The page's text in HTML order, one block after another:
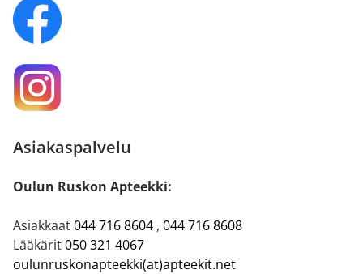
Asiakaspalvelu
Oulun Ruskon Apteekki:
Asiakkaat044 716 8604 , 044 716 8608
Lääkärit050 321 4067
oulunruskonapteekki(at)apteekit.net